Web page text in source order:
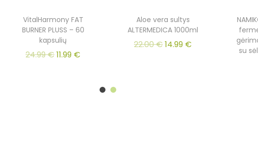
VitalHarmony FAT
BURNER PLUSS – 60
kapsulių
24.99€11.99 €
Aloe vera sultys
ALTERMEDICA 1000ml
22.00€14.99 €
su